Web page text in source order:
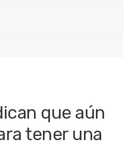
que aún
tener una